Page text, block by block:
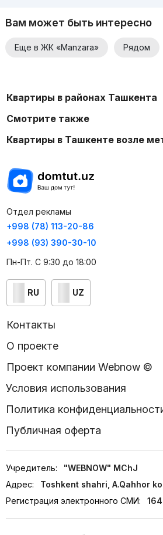
Вам может быть интересно
Еще в ЖК «Manzara» Рядом
Квартиры в районах Ташкента
Смотрите также
Квартиры в Ташкенте возле
Отдел рекламы
+998 (78) 113-20-86
+998 (93) 390-30-10
Пн-Пт. С 9:30 до 18:00
RU UZ
Контакты
О проекте
Проект компании Webnow ©
Условия использования
Политика
Публичная оферта
Учредитель:
"WEBNOW" MChJ
Адрес:
Toshkent shahri, A.Qahhor
Регистрация электронного СМИ: